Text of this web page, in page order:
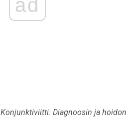
ad
Konjunktiviitti: Diagnoosin ja hoidon